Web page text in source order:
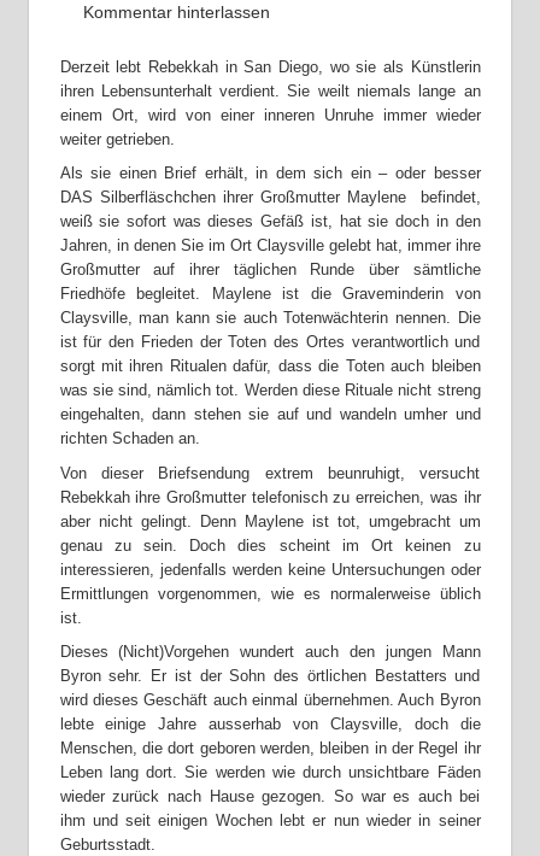
Kommentar hinterlassen
Derzeit lebt Rebekkah in San Diego, wo sie als Künstlerin
ihren Lebensunterhalt verdient. Sie weilt niemals lange an
einem Ort, wird von einer inneren Unruhe immer wieder
weiter getrieben.
Als sie einen Brief erhält, in dem sich ein – oder besser
DAS Silberfläschchen ihrer Großmutter Maylene befindet,
weiß sie sofort was dieses Gefäß ist, hat sie doch in den
Jahren, in denen Sie im Ort Claysville gelebt hat, immer ihre
Großmutter auf ihrer täglichen Runde über sämtliche
Friedhöfe begleitet. Maylene ist die Graveminderin von
Claysville, man kann sie auch Totenwächterin nennen. Die
ist für den Frieden der Toten des Ortes verantwortlich und
sorgt mit ihren Ritualen dafür, dass die Toten auch bleiben
was sie sind, nämlich tot. Werden diese Rituale nicht streng
eingehalten, dann stehen sie auf und wandeln umher und
richten Schaden an.
Von dieser Briefsendung extrem beunruhigt, versucht
Rebekkah ihre Großmutter telefonisch zu erreichen, was ihr
aber nicht gelingt. Denn Maylene ist tot, umgebracht um
genau zu sein. Doch dies scheint im Ort keinen zu
interessieren, jedenfalls werden keine Untersuchungen oder
Ermittlungen vorgenommen, wie es normalerweise üblich
ist.
Dieses (Nicht)Vorgehen wundert auch den jungen Mann
Byron sehr. Er ist der Sohn des örtlichen Bestatters und
wird dieses Geschäft auch einmal übernehmen. Auch Byron
lebte einige Jahre ausserhab von Claysville, doch die
Menschen, die dort geboren werden, bleiben in der Regel ihr
Leben lang dort. Sie werden wie durch unsichtbare Fäden
wieder zurück nach Hause gezogen. So war es auch bei
ihm und seit einigen Wochen lebt er nun wieder in seiner
Geburtsstadt.